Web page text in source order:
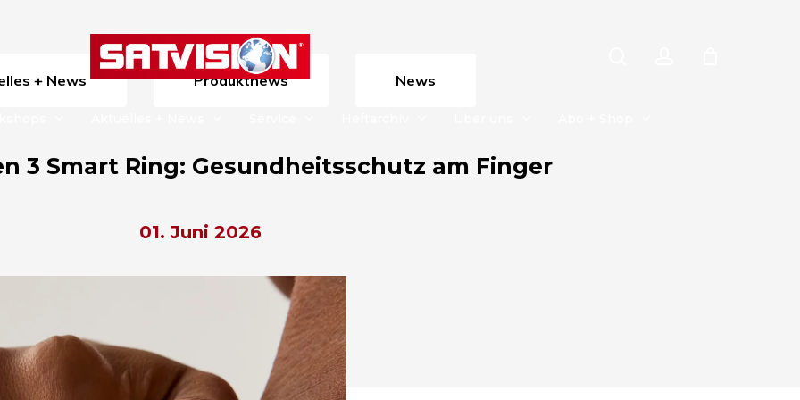
+ News Produktnews News
3 Smart Ring: Gesundheitsschutz am Finger
01. Juni 2026